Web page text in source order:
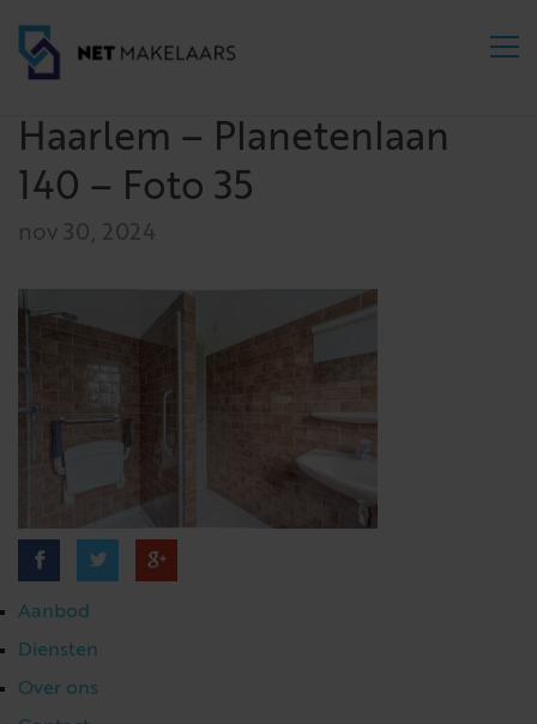
Haarlem – Planetenlaan
140 – Foto 35
nov 30, 2024
Aanbod
Diensten
Over ons